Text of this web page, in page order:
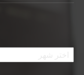
الأرشيف